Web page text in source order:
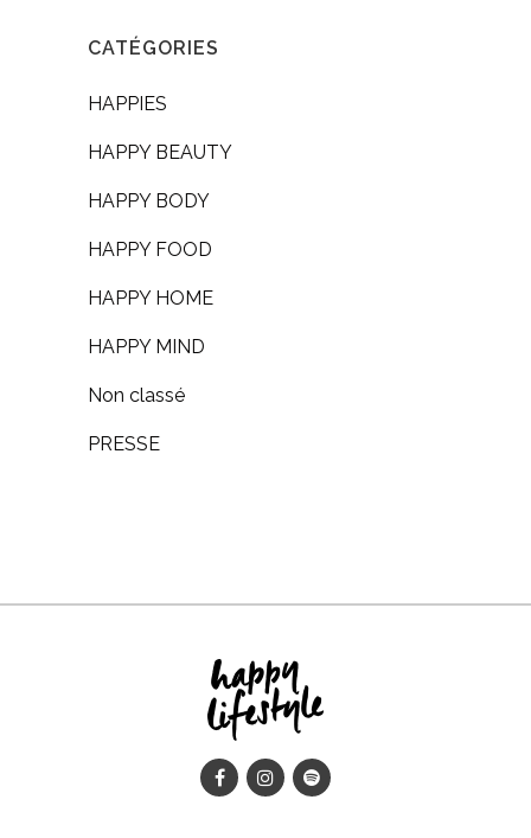
CATÉGORIES
HAPPIES
HAPPY BEAUTY
HAPPY BODY
HAPPY FOOD
HAPPY HOME
HAPPY MIND
Non classé
PRESSE